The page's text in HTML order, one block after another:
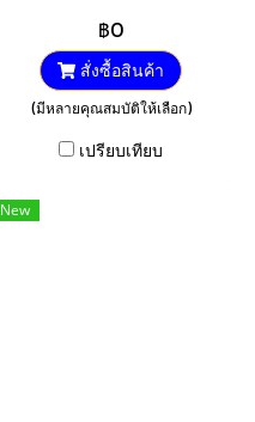
฿0
สั่งซื้อสินค้า
(มีหลายคุณสมบัติให้เลือก)
เปรียบเทียบ
New